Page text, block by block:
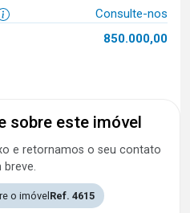
Consulte-nos
850.000,00
sobre este imóvel
e retornamos o seu contato
breve.
o imóvel Ref. 4615